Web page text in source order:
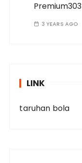
Premium303
3 YEARS AGO
LINK
taruhan bola